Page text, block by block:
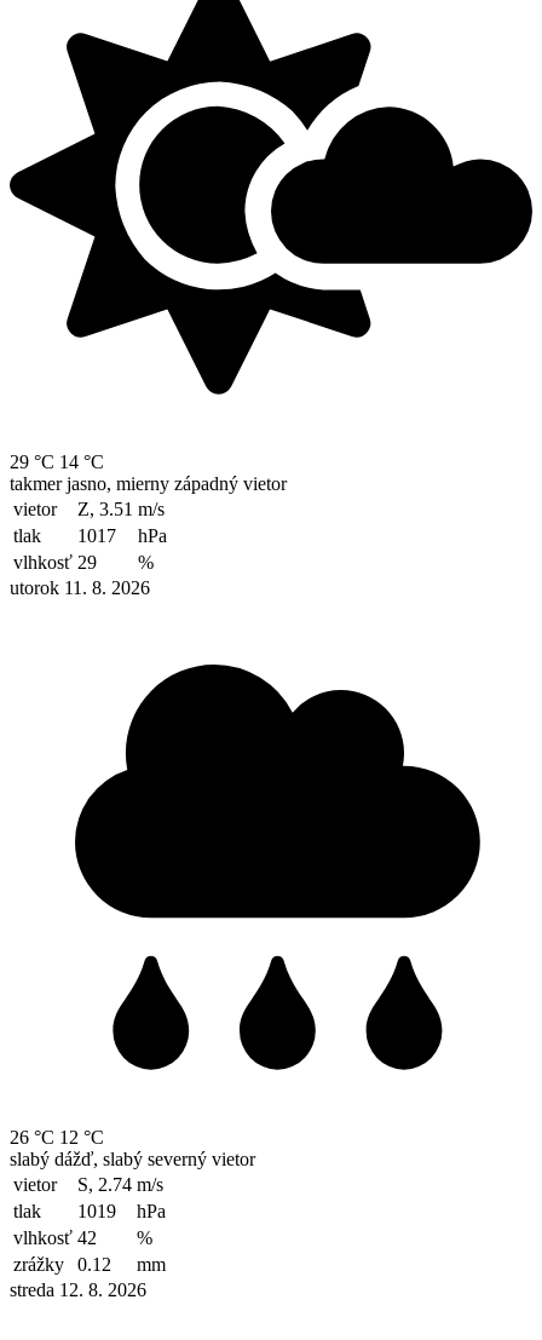
29 °C 14 °C
takmer jasno, mierny západný vietor
vietor
Z, 3.51 m/s
tlak
1017
hPa
vlhkosť 29
%
utorok 11. 8. 2026
26 °C 12 °C
slabý dážď, slabý severný vietor
vietor
S, 2.74 m/s
tlak
1019
hPa
vlhkosť 42
%
zrážky
0.12
mm
streda 12. 8. 2026